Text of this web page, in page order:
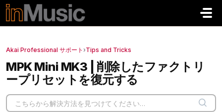
メインコンテンツに移動
Akai Professional サポート ›Tips and Tricks
MPK Mini MK3 | 削除したファクトリ
ープリセットを復元する